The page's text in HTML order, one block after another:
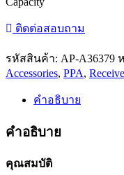
ติดต่อสอบถาม
รหัสสินค้า: AP-A36379
Accessories, PPA,
คำอธิบาย
คำอธิบาย
คุณสมบัติ